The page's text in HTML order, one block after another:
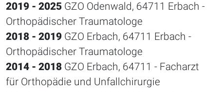
2019 - 2025 GZO Odenwald, 64711 Erbach -
Orthopädischer Traumatologe
2018 - 2019 GZO Erbach, 64711 Erbach -
Orthopädischer Traumatologe
2014 - 2018 GZO Erbach, 64711 - Facharzt
für Orthopädie und Unfallchirurgie